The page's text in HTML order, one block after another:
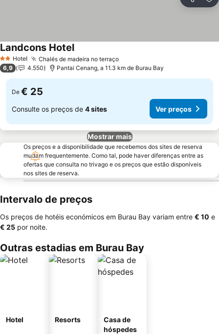
Partilhar
2 Estrelas
Hotel Chalés de madeira no terraçoVer preços
Landcons HotelVer preços
6,9 4.550 Pantai Cenang, a 11.3 km de Burau Bay
De € 25
Consulte os preços de 4 sites Ver preços
Mostrar mais
Os preços e a disponibilidade que recebemos dos sites de reserva
mudam frequentemente. Como tal, pode haver diferenças entre as
ofertas que consulta no trivago e os preços que estão disponíveis
nos sites de reserva.
Intervalo de preços
Os preços de hotéis económicos em Burau Bay variam entre ‎€ 10 e
‎€ 25 por noite.
Outras estadias em Burau Bay
Hotel Resorts
Casa de
hóspedes